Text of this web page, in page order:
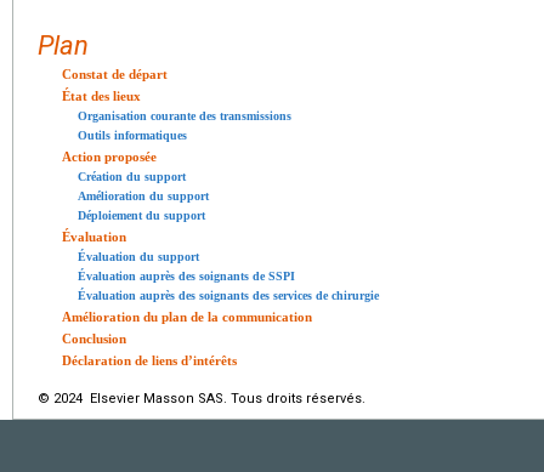
Plan
Constat de départ
État des lieux
Organisation courante des transmissions
Outils informatiques
Action proposée
Création du support
Amélioration du support
Déploiement du support
Évaluation
Évaluation du support
Évaluation auprès des soignants de SSPI
Évaluation auprès des soignants des services de chirurgie
Amélioration du plan de la communication
Conclusion
Déclaration de liens d’intérêts
© 2024 Elsevier Masson SAS. Tous droits réservés.